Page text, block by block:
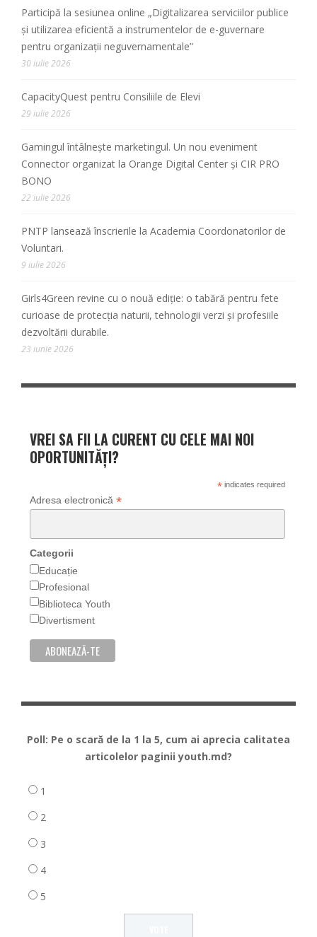
Participă la sesiunea online „Digitalizarea serviciilor publice
și utilizarea eficientă a instrumentelor de e-guvernare
pentru organizații neguvernamentale”
30 iulie 2026
CapacityQuest pentru Consiliile de Elevi
29 iulie 2026
Gamingul întâlnește marketingul. Un nou eveniment
Connector organizat la Orange Digital Center și CIR PRO
BONO
22 iulie 2026
PNTP lansează înscrierile la Academia Coordonatorilor de
Voluntari.
9 iulie 2026
Girls4Green revine cu o nouă ediție: o tabără pentru fete
curioase de protecția naturii, tehnologii verzi și profesiile
dezvoltării durabile.
23 iunie 2026
VREI SA FII LA CURENT CU CELE MAI NOI
OPORTUNITĂȚI?
*indicates required
Adresa electronică *
Categorii
Educație
Profesional
Biblioteca Youth
Divertisment
Poll: Pe o scară de la 1 la 5, cum ai aprecia calitatea
articolelor paginii youth.md?
1
2
3
4
5